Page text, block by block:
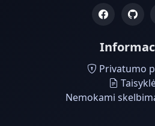
Privatumo
Nemokami